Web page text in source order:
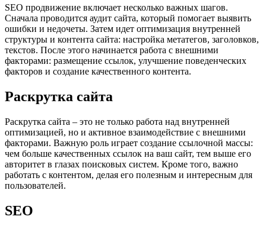
SEO продвижение включает несколько важных шагов.
Сначала проводится аудит сайта, который помогает выявить
ошибки и недочеты. Затем идет оптимизация внутренней
структуры и контента сайта: настройка метатегов, заголовков,
текстов. После этого начинается работа с внешними
факторами: размещение ссылок, улучшение поведенческих
факторов и создание качественного контента.
Раскрутка сайта
Раскрутка сайта – это не только работа над внутренней
оптимизацией, но и активное взаимодействие с внешними
факторами. Важную роль играет создание ссылочной массы:
чем больше качественных ссылок на ваш сайт, тем выше его
авторитет в глазах поисковых систем. Кроме того, важно
работать с контентом, делая его полезным и интересным для
пользователей.
SEO